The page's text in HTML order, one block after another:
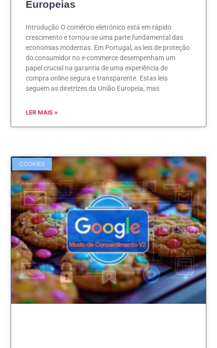
Europeias
Introdução O comércio eletrónico está em rápido
crescimento e tornou-se uma parte fundamental das
economias modernas. Em Portugal, as leis de proteção
do consumidor no e-commerce desempenham um
papel crucial na garantia de uma experiência de
compra online segura e transparente. Estas leis
seguem as diretrizes da União Europeia, mas
LER MAIS »
COOKIES